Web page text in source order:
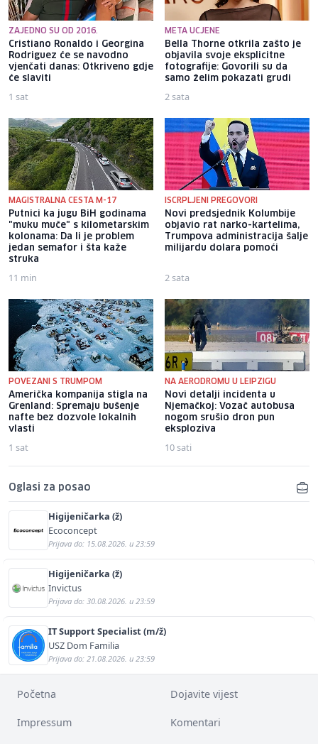
ZAJEDNO SU OD 2016.
Cristiano Ronaldo i Georgina
Rodriguez će se navodno
vjenčati danas: Otkriveno gdje
će slaviti
1 sat
META UCJENE
Bella Thorne otkrila zašto je
objavila svoje eksplicitne
fotografije: Govorili su da
samo želim pokazati grudi
2 sata
MAGISTRALNA CESTA M-17
Putnici ka jugu BiH godinama
"muku muče" s kilometarskim
kolonama: Da li je problem
jedan semafor i šta kaže
struka
11 min
ISCRPLJENI PREGOVORI
Novi predsjednik Kolumbije
objavio rat narko-kartelima,
Trumpova administracija šalje
milijardu dolara pomoći
2 sata
POVEZANI S TRUMPOM
Američka kompanija stigla na
Grenland: Spremaju bušenje
nafte bez dozvole lokalnih
vlasti
1 sat
NA AERODROMU U LEIPZIGU
Novi detalji incidenta u
Njemačkoj: Vozač autobusa
nogom srušio dron pun
eksploziva
10 sati
Oglasi za posao
Higijeničarka (ž)
Ecoconcept
Prijava do: 15.08.2026. u 23:59
Higijeničarka (ž)
Invictus
Prijava do: 30.08.2026. u 23:59
IT Support Specialist (m/ž)
USZ Dom Familia
Prijava do: 21.08.2026. u 23:59
Početna Dojavite vijest
Impressum Komentari